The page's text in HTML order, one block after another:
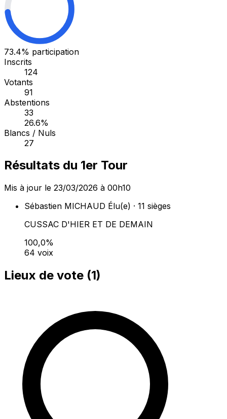
73.4% participation
Inscrits
124
Votants
91
Abstentions
33
26.6%
Blancs / Nuls
27
Résultats du 1er Tour
Mis à jour le 23/03/2026 à 00h10
Sébastien MICHAUD Élu(e) · 11 sièges
CUSSAC D'HIER ET DE DEMAIN
100,0%
64 voix
Lieux de vote (1)